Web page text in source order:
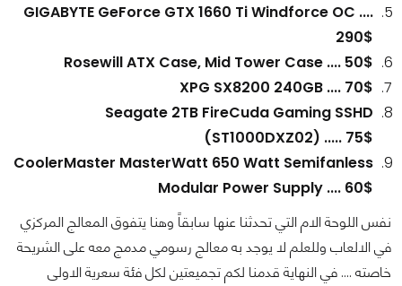
GIGABYTE GeForce GTX 1660 Ti Windforce OC ....
290$
Rosewill ATX Case, Mid Tower Case .... 50$
XPG SX8200 240GB .... 70$
Seagate 2TB FireCuda Gaming SSHD
(ST1000DXZ02) ..... 75$
CoolerMaster MasterWatt 650 Watt Semifanless
Modular Power Supply .... 60$
نفس اللوحة الام التي تحدثنا عنها سابقاً وهنا يتفوق المعالج المركزي
في الالعاب وللعلم لا يوجد به معالج رسومي مدمج معه على الشريحة
خاصته .... في النهاية قدمنا لكم تجميعتين لكل فئة سعرية الاولى